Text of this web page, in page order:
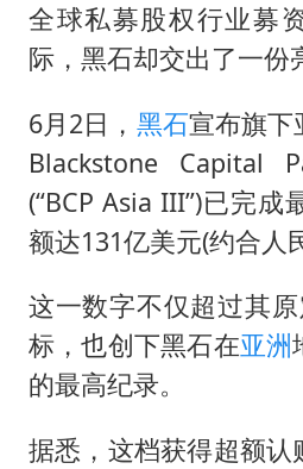
浙江台
酒店回
梁家辉
全球私募股权行业募
际，黑石却交出了一份
6月2日， 黑石宣布旗下
Blackstone Capital
(“BCP Asia III”)已完
额达131亿美元(约合人
这一数字不仅超过其
标，也创下黑石在亚洲
的最高纪录。
据悉，这档获得超额认